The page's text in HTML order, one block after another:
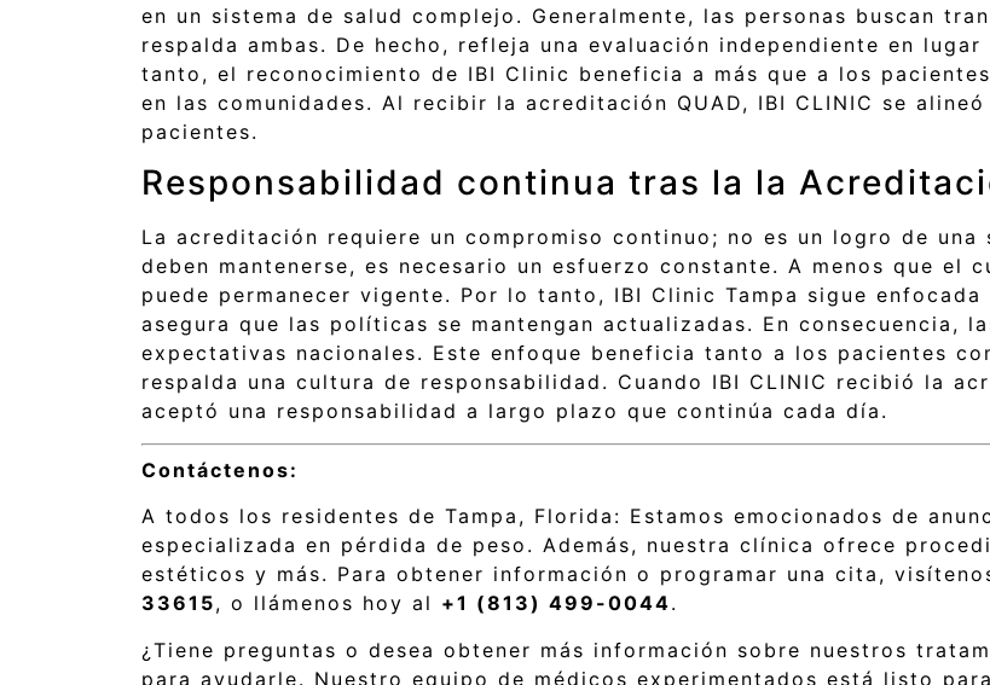
en un sistema de salud complejo. Generalmente, las personas buscan
respalda ambas. De hecho, refleja una evaluación independiente en
tanto, el reconocimiento de IBI Clinic beneficia a más que a los
en las comunidades. Al recibir la acreditación QUAD, IBI CLINIC se
pacientes.
Responsabilidad continua tras la la
La acreditación requiere un compromiso continuo; no es un logro de
deben mantenerse, es necesario un esfuerzo constante. A menos que el
puede permanecer vigente. Por lo tanto, IBI Clinic Tampa sigue
asegura que las políticas se mantengan actualizadas. En consecuencia,
expectativas nacionales. Este enfoque beneficia tanto a los pacientes
respalda una cultura de responsabilidad. Cuando IBI CLINIC recibió la
aceptó una responsabilidad a largo plazo que continúa cada día.
Contáctenos:
A todos los residentes de Tampa, Florida: Estamos emocionados de
especializada en pérdida de peso. Además, nuestra clínica ofrece
estéticos y más. Para obtener información o programar una cita,
33615, o llámenos hoy al +1 (813) 499-0044.
¿Tiene preguntas o desea obtener más información sobre nuestros
para ayudarle. Nuestro equipo de médicos experimentados está listo